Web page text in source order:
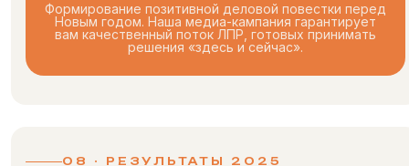
Формирование позитивной деловой повестки перед
Новым годом. Наша медиа-кампания гарантирует
вам качественный поток ЛПР, готовых принимать
решения «здесь и сейчас».
08 · РЕЗУЛЬТАТЫ 2025